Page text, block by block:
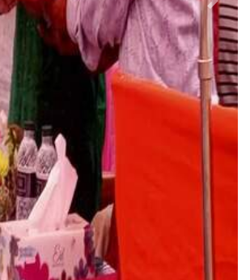
Next